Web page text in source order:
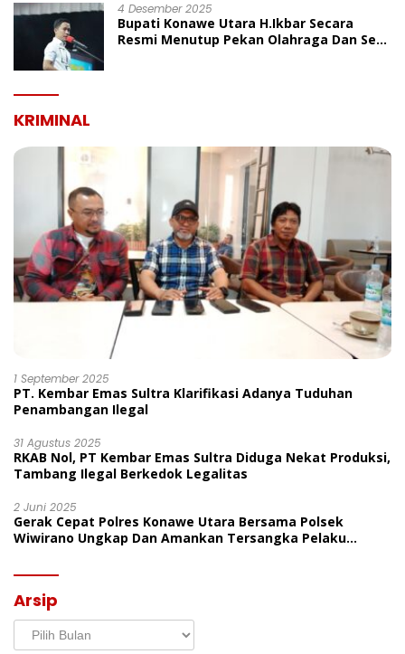
4 Desember 2025
Bupati Konawe Utara H.Ikbar Secara
Resmi Menutup Pekan Olahraga Dan Seni
KRIMINAL
1 September 2025
PT. Kembar Emas Sultra Klarifikasi Adanya Tuduhan
Penambangan Ilegal
31 Agustus 2025
RKAB Nol, PT Kembar Emas Sultra Diduga Nekat Produksi,
Tambang Ilegal Berkedok Legalitas
2 Juni 2025
Gerak Cepat Polres Konawe Utara Bersama Polsek
Wiwirano Ungkap Dan Amankan Tersangka Pelaku
Arsip
Arsip